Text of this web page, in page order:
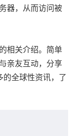
器，从而访问被
相关介绍。简单
亲友互动，分享
全球性资讯，了